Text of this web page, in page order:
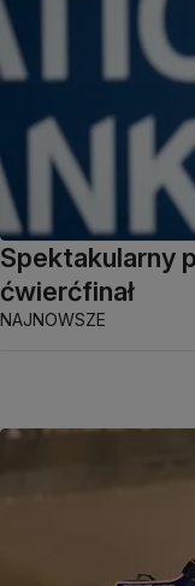
Spektakularny
ćwierćfinał
NAJNOWSZE